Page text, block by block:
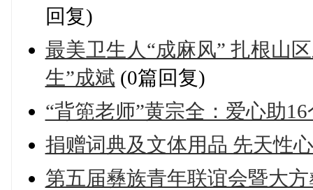
回复)
最美卫生人“成麻风” 扎根山
生”成斌 (0篇回复)
“背篼老师”黄宗全：爱心助
捐赠词典及文体用品 先天性
第五届彝族青年联谊会暨大